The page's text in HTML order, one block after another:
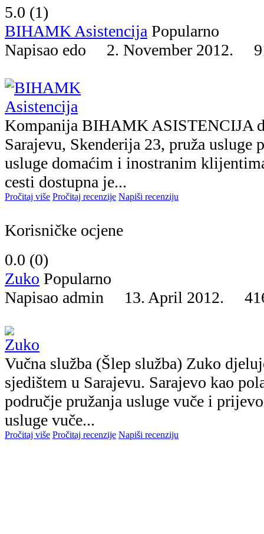
5.0 (1)
BIHAMK Asistencija Popularno
Napisao edo 2. November 2012.
Kompanija BIHAMK ASISTENCIJA
Sarajevu, Skenderija 23, pruža usluge
usluge domaćim i inostranim
cesti dostupna je...
Pročitaj više Pročitaj recenzije Napiši recenziju
Korisničke ocjene
0.0 (0)
Zuko Popularno
Napisao admin 13. April 2012.
Vučna služba (Šlep služba) Zuko
sjedištem u Sarajevu. Sarajevo kao
područje pružanja usluge vuče i
usluge vuče...
Pročitaj više Pročitaj recenzije Napiši recenziju